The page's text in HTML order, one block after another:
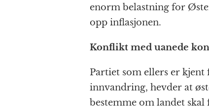
enorm belastning for
opp inflasjonen.
Konflikt med uanede
Partiet som ellers er
innvandring, hevder at
bestemme om landet